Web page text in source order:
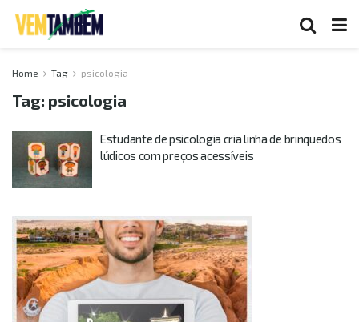
Home Tag psicologia
Tag: psicologia
Estudante de psicologia cria linha de brinquedos
lúdicos com preços acessíveis